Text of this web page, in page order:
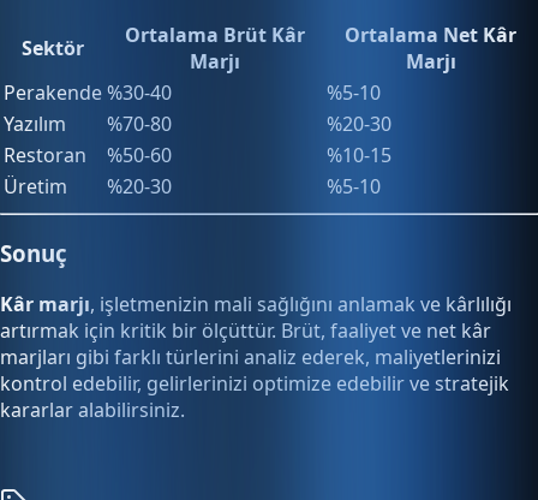
Sektör
Ortalama Brüt Kâr
Marjı
Ortalama Net Kâr
Marjı
Perakende%30-40
%5-10
Yazılım
%70-80
%20-30
Restoran
%50-60
%10-15
Üretim
%20-30 %5-10
Sonuç
Kâr marjı, işletmenizin mali sağlığını anlamak ve kârlılığı
artırmak için kritik bir ölçüttür. Brüt, faaliyet ve net kâr
marjları gibi farklı türlerini analiz ederek, maliyetlerinizi
kontrol edebilir, gelirlerinizi optimize edebilir ve stratejik
kararlar alabilirsiniz.